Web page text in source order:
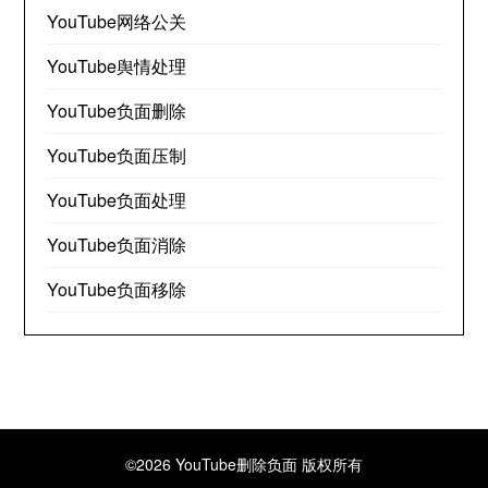
YouTube网络公关
YouTube舆情处理
YouTube负面删除
YouTube负面压制
YouTube负面处理
YouTube负面消除
YouTube负面移除
©2026 YouTube删除负面 版权所有